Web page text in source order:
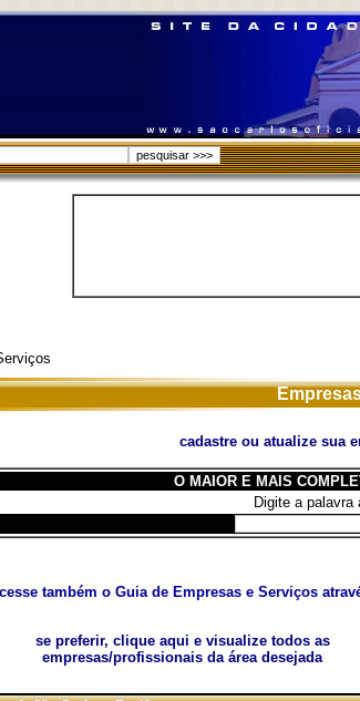
cadastre ou atualize sua
O MAIOR E MAIS
Digite a palavra
também o Guia de Empresas e Serviços
se preferir, clique aqui e visualize todos as
empresas/profissionais da área desejada